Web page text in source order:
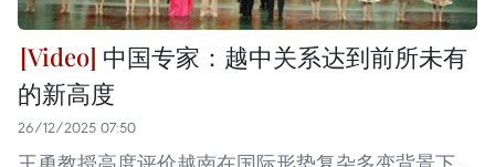
中国专家：越中关系达到前所未有
的新高度
26/12/2025 07:50